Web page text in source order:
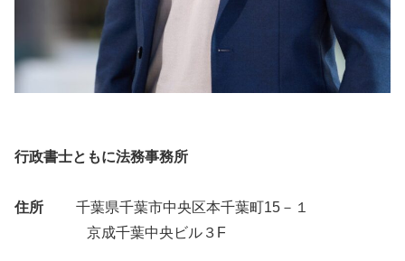
行政書士ともに法務事務所
住所 千葉県千葉市中央区本千葉町15－１
京成千葉中央ビル３F